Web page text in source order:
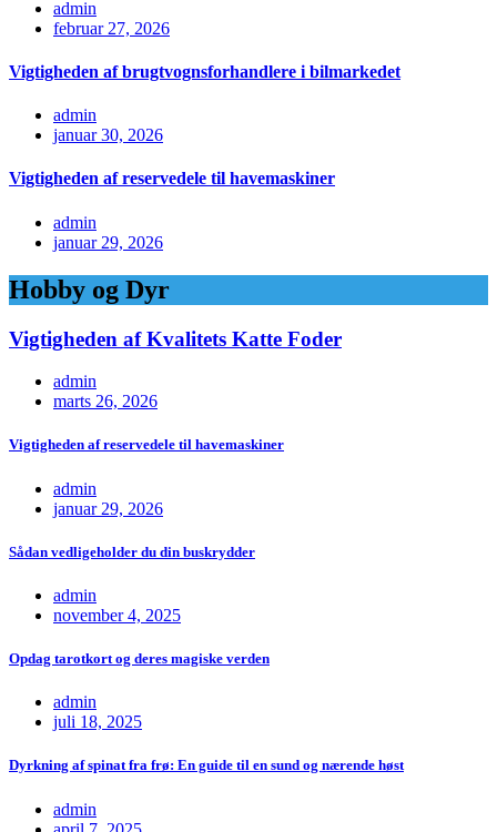
admin
februar 27, 2026
Vigtigheden af brugtvognsforhandlere i bilmarkedet
admin
januar 30, 2026
Vigtigheden af reservedele til havemaskiner
admin
januar 29, 2026
Hobby og Dyr
Vigtigheden af Kvalitets Katte Foder
admin
marts 26, 2026
Vigtigheden af reservedele til havemaskiner
admin
januar 29, 2026
Sådan vedligeholder du din buskrydder
admin
november 4, 2025
Opdag tarotkort og deres magiske verden
admin
juli 18, 2025
Dyrkning af spinat fra frø: En guide til en sund og nærende høst
admin